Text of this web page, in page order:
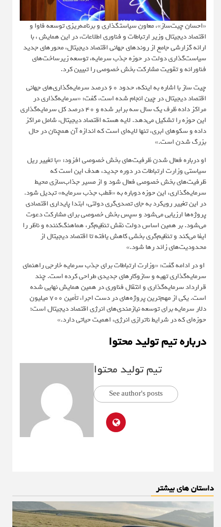
«احسان چیت‌ساز»، معاون سیاستگذاری و برنامه‌ریزی توسعه فاوا و
اقتصاد دیجیتال وزیر ارتباطات و فناوری اطلاعات، در این همایش ، با
ارائه گزارشی جامع از روندهای جهانی اقتصاد دیجیتال، محورهای جدید
سیاست‌گذاری دولت در حوزه جذب سرمایه، توسعه زیرساخت‌های
فناورانه و تقویت مشارکت بخش خصوصی را تبیین کرد.
چیت ساز با اشاره به اینکه، حدود ۶۰ درصد سرمایه‌گذاری‌های جهانی
اقتصاد دیجیتال در چین انجام شده است، گفت: «سرمایه‌گذاری در
مراکز داده ظرف یک سال سه برابر شده و ۴۰ درصد کل سرمایه‌گذاری
این حوزه را تشکیل می‌دهد. لایه هسته اقتصاد دیجیتال، شامل مراکز
داده و سکوهای ابری، تنها لایه‌ای است که اندازه آن همچنان در حال
بزرگ شدن است.»
او درباره فعال شدن ظرفیت‌های بخش خصوصی افزود: «با تغییر ریل
سیاستی وزارت ارتباطات در دوره جدید، هدف این است که
ظرفیت‌های بخش خصوصی فعال شود و از مسیر جذاب‌سازی محیط
سرمایه‌گذاری، این حوزه دوباره به «قطب جذب سرمایه» تبدیل شود.
در این تغییر رویکرد به جای تصدی‌گری دولتی، ابتدا پایداری اقتصادی
پروژه‌ها ارزیابی می‌شود و سپس بخش خصوصی برای مشارکت دعوت
می‌شود. بر همین اساس دولت نقش تنظیم‌گر، هماهنگ‌کننده و ناظر را
ایفا می‌کند و تنظیم‌گری بخشی کاهش یافته تا اقتصاد دیجیتال از
محدودیت‌های زائد رها شود.»
او در ادامه گفت: «وزارت ارتباطات برای جذب سرمایه خارجی راهنمای
سرمایه‌گذاری تهیه و سازوکارهای جدیدی طراحی کرده است. چند
قرارداد سرمایه‌گذاری و انتقال فناوری در همین همایش نهایی شده
است. یکی از مهم‌ترین پروژه‌های در دست اجرا، تأمین ۷۰۰ میلیون
دلار سرمایه برای توسعه نیازمندی‌های انرژی اقتصاد دیجیتال است؛
حوزه‌ای که در شرایط ناترازی انرژی، اهمیت حیاتی دارد.»
درباره تیم تولید محتوا
تیم تولید محتوا
See author's posts
داستان های بیشتر